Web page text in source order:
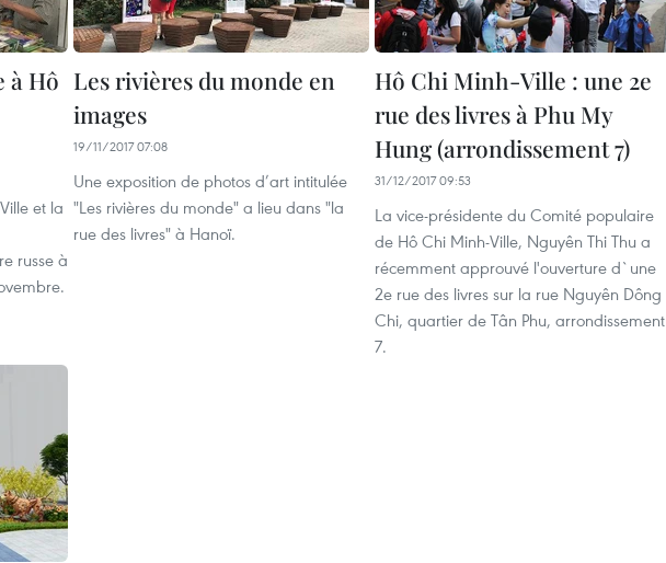
à Hô
et la
russe à
Les rivières du monde en
images
19/11/2017 07:08
Une exposition de photos d’art intitulée
"Les rivières du monde" a lieu dans "la
rue des livres" à Hanoï.
Hô Chi Minh-Ville : une 2e
rue des livres à Phu My
Hung (arrondissement 7)
31/12/2017 09:53
La vice-présidente du Comité populaire
de Hô Chi Minh-Ville, Nguyên Thi Thu a
récemment approuvé l'ouverture d`une
2e rue des livres sur la rue Nguyên Dông
Chi, quartier de Tân Phu, arrondissement
7.